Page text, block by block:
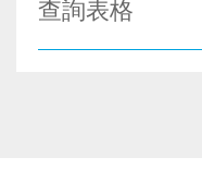
查詢表格